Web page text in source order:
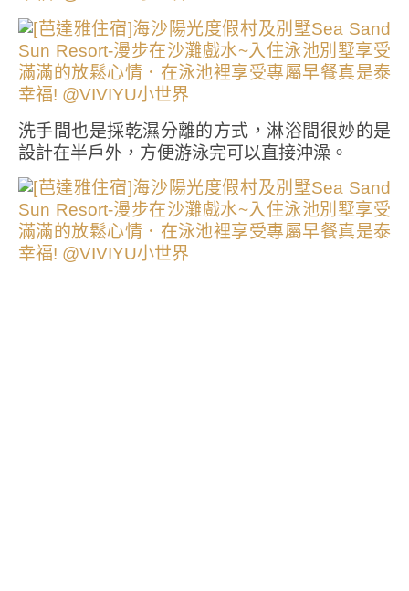
洗手間也是採乾濕分離的方式，淋浴間很妙的是
設計在半戶外，方便游泳完可以直接沖澡。